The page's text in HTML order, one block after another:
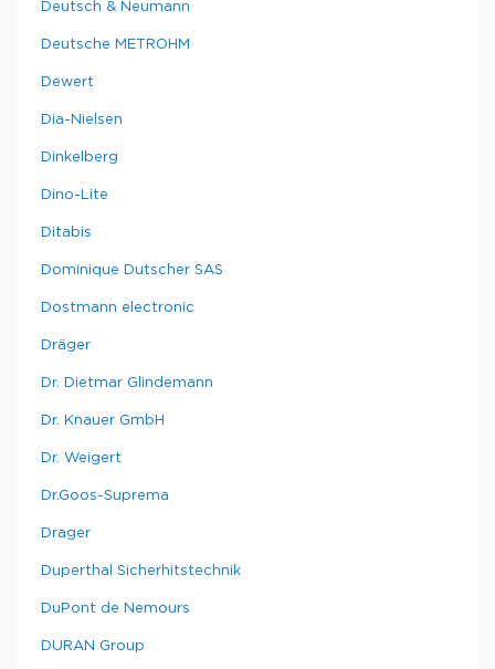
Deutsch & Neumann
Deutsche METROHM
Dewert
Dia-Nielsen
Dinkelberg
Dino-Lite
Ditabis
Dominique Dutscher SAS
Dostmann electronic
Dräger
Dr. Dietmar Glindemann
Dr. Knauer GmbH
Dr. Weigert
Dr.Goos-Suprema
Drager
Duperthal Sicherhitstechnik
DuPont de Nemours
DURAN Group